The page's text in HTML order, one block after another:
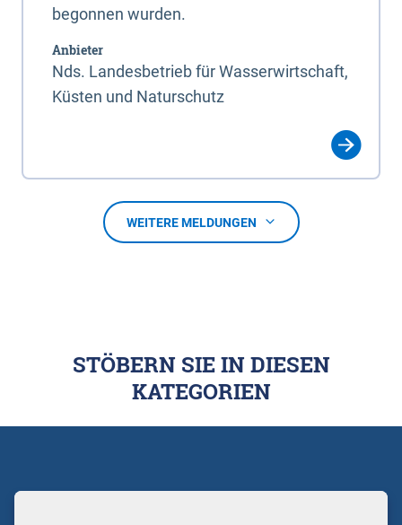
begonnen wurden.
Anbieter
Nds. Landesbetrieb für Wasserwirtschaft,
Küsten und Naturschutz
WEITERE MELDUNGEN
STÖBERN SIE IN DIESEN
KATEGORIEN